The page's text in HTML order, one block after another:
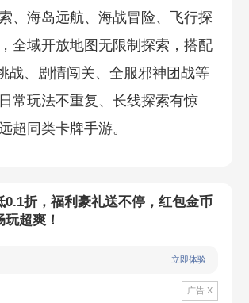
、海岛远航、海战冒险、飞行探
全域开放地图无限制探索，搭配
战、剧情闯关、全服邪神团战等
常玩法不重复、长线探索有惊
超同类卡牌手游。
0.1折，福利豪礼送不停，红包金币
超爽！
立即体验
广告 X